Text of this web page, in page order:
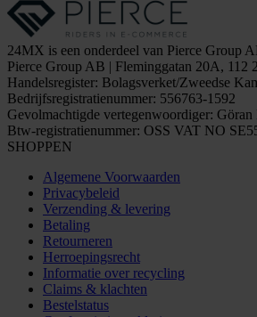
24MX is een onderdeel van Pierce Group
Pierce Group AB | Fleminggatan 20A, 112
Handelsregister: Bolagsverket/Zweedse
Bedrijfsregistratienummer: 556763-1592
Gevolmachtigde vertegenwoordiger: Göran
Btw-registratienummer: OSS VAT NO
SHOPPEN
Algemene Voorwaarden
Privacybeleid
Verzending & levering
Betaling
Retourneren
Herroepingsrecht
Informatie over recycling
Claims & klachten
Bestelstatus